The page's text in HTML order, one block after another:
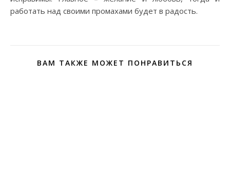
работать над своими промахами будет в радость.
ВАМ ТАКЖЕ МОЖЕТ ПОНРАВИТЬСЯ